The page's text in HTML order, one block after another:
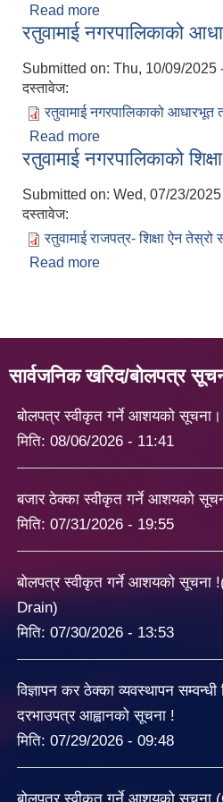
Read more
रतुवामाई नगरपालिकाको
Submitted on: Thu, 10/09/2025
दस्तावेज:
रतुवामाई नगरपालिकाको आधारभूत
Read more
रतुवामाई नगरपालिकाको
Submitted on: Wed, 07/23/
दस्तावेज:
रतुवामाई राजपत्र- शिक्षा ऐन
Read more
सार्वजनिक खरिद/बोलपत्र
बोलपत्र स्वीकृत गर्ने आशयको सूचना।
मिति: 08/06/2026 - 11:41
बजार ठेक्का स्वीकृत गर्ने आशयको
मिति: 07/31/2026 - 19:55
बोलपत्र स्वीकृत गर्ने आशयको सूचना
Drain)
मिति: 07/30/2026 - 13:53
विज्ञापन कर ठेक्का व्यवस्थापन सम्वन्धी
दरभाउपत्र आह्वानको सूचना !
मिति: 07/29/2026 - 09:48